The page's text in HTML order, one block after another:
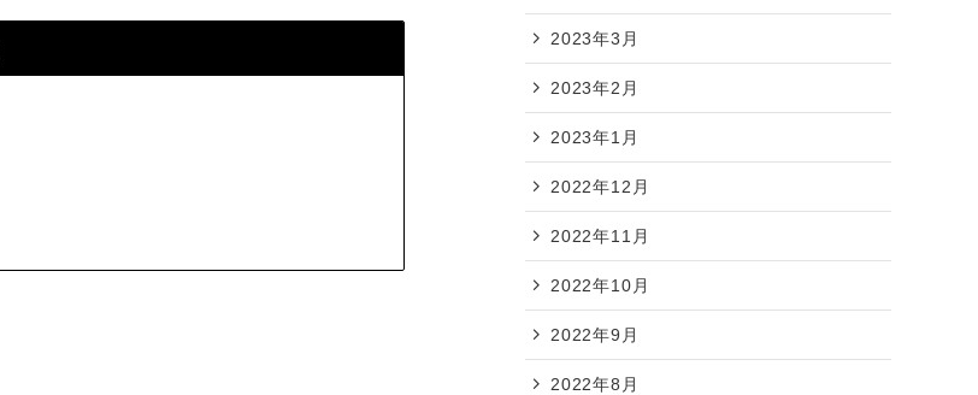
2023年3月
2023年2月
2023年1月
2022年12月
2022年11月
2022年10月
2022年9月
2022年8月